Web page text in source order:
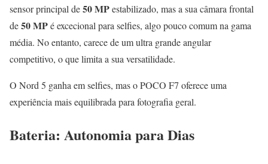
sensor principal de50 MPestabilizado, mas a sua câmara frontal
de50 MPé excecional para selfies, algo pouco comum na gama
média. No entanto, carece de um ultra grande angular
competitivo, o que limita a sua versatilidade.
O Nord 5 ganha em selfies, mas o POCO F7 oferece uma
experiência mais equilibrada para fotografia geral.
Bateria: Autonomia para Dias